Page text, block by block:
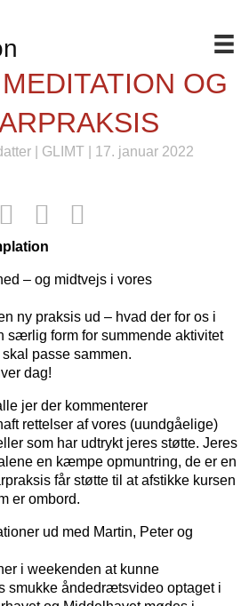
OG
| GLIMT| 17. januar 2022
– og midtvejs i vores
ny praksis ud – hvad der for os i
særlig form for summende aktivitet
passe sammen.
dag!
jer der kommenterer
rettelser af vores (uundgåelige)
som har udtrykt jeres støtte. Jeres
en kæmpe opmuntring, de er en
får støtte til at afstikke kursen
er ombord.
ud med Martin, Peter og
i weekenden at kunne
smukke åndedrætsvideo optaget i